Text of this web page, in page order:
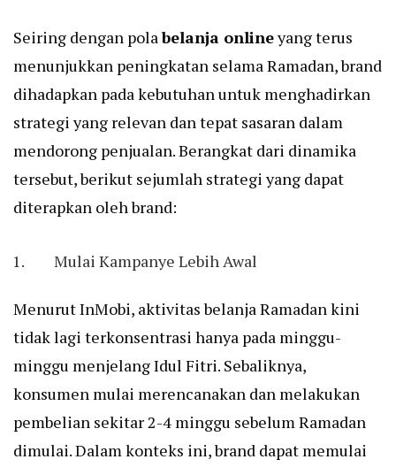
Seiring dengan polabelanja onlineyang terus
menunjukkan peningkatan selama Ramadan, brand
dihadapkan pada kebutuhan untuk menghadirkan
strategi yang relevan dan tepat sasaran dalam
mendorong penjualan. Berangkat dari dinamika
tersebut, berikut sejumlah strategi yang dapat
diterapkan oleh brand:
Mulai Kampanye Lebih Awal
Menurut InMobi, aktivitas belanja Ramadan kini
tidak lagi terkonsentrasi hanya pada minggu-
minggu menjelang Idul Fitri. Sebaliknya,
konsumen mulai merencanakan dan melakukan
pembelian sekitar 2-4 minggu sebelum Ramadan
dimulai. Dalam konteks ini, brand dapat memulai